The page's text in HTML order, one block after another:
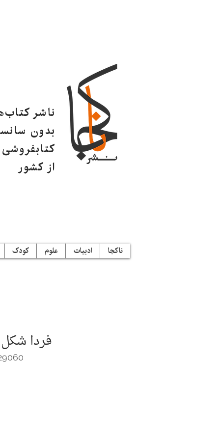
ناشر
بدون
از کشور
ناکجا ادبیات علوم کودک
فردا